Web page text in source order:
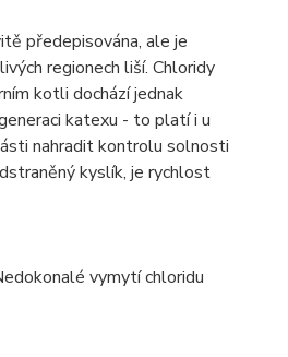
předepisována, ale je
regionech liší. Chloridy
kotli dochází jednak
katexu - to platí i u
nahradit kontrolu solnosti
kyslík, je rychlost
vymytí chloridu